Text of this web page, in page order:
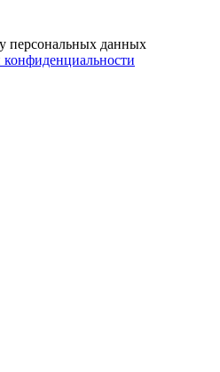
персональных данных
конфиденциальности